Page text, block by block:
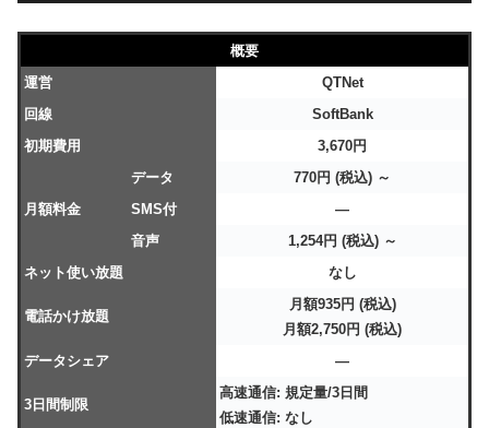
概要
運営
QTNet
回線
SoftBank
初期費用
3,670円
月額料金
データ
770円 (税込) ～
SMS付
―
音声
1,254円 (税込) ～
ネット使い放題
なし
電話かけ放題
月額935円 (税込)
月額2,750円 (税込)
データシェア
―
3日間制限
高速通信: 規定量/3日間
低速通信: なし